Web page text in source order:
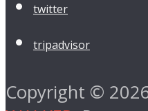
twitter
tripadvisor
Copyright ©